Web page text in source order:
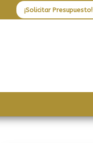
¡Solicitar Presupuesto!